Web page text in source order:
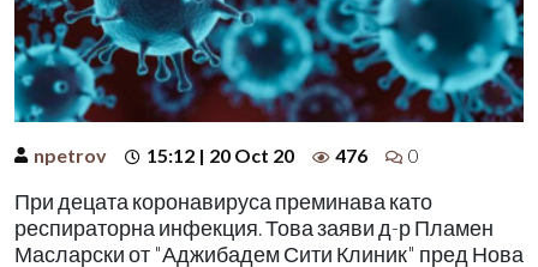
npetrov 15:12 | 20 Oct 20 476 0
При децата коронавируса преминава като
респираторна инфекция. Това заяви д-р Пламен
Масларски от "Аджибадем Сити Клиник" пред Нова